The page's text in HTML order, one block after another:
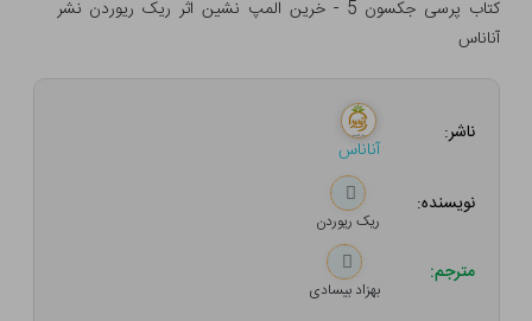
کتاب پرسی جکسون 5 - خرین المپ نشین اثر ریک ریوردن نشر
آناناس
ناشر:
آناناس
نویسنده:
ریک ریوردن
مترجم:
بهزاد بیسادی